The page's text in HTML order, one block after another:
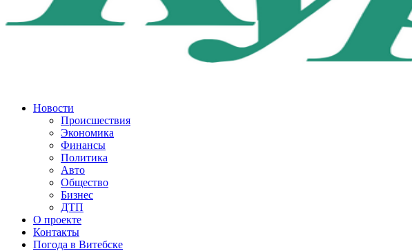
Новости
Происшествия
Экономика
Финансы
Политика
Авто
Общество
Бизнес
ДТП
О проекте
Контакты
Погода в Витебске